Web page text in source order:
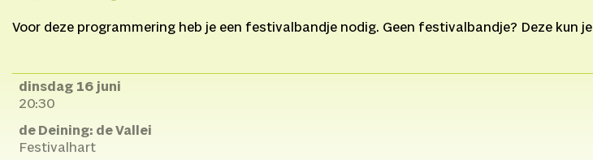
Voor deze programmering heb je een festivalbandje nodig. Geen festivalbandje? Deze kun je
dinsdag 16 juni
20:30
de Deining: de Vallei
Festivalhart